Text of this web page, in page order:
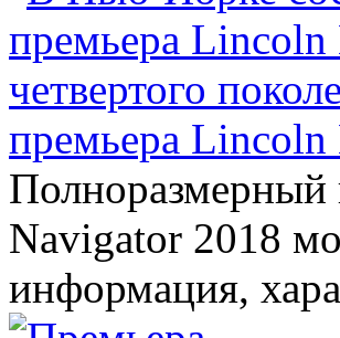
премьера Lincoln
Полноразмерный
Navigator 2018
информация,